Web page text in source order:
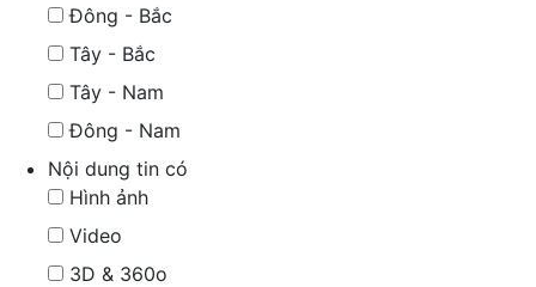
Đông - Bắc
Tây - Bắc
Tây - Nam
Đông - Nam
Nội dung tin có
Hình ảnh
Video
3D & 360o